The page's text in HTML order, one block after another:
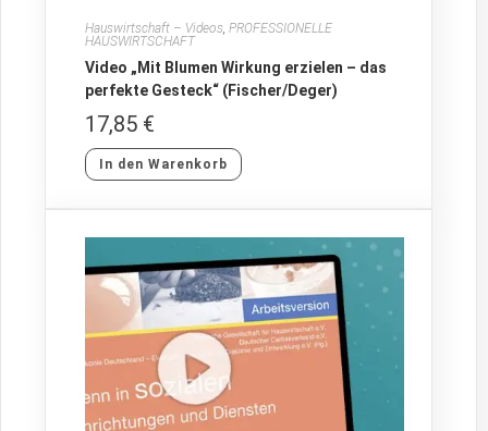
Hauswirtschaft – Videos,PROFESSIONELLE
HAUSWIRTSCHAFT
Video „Mit Blumen Wirkung erzielen – das
perfekte Gesteck“ (Fischer/Deger)
17,85 €
In den Warenkorb